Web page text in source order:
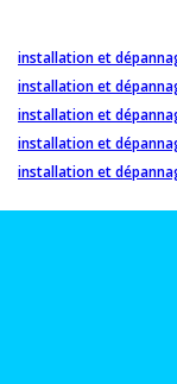
installation et
installation et
installation et
installation et
installation et